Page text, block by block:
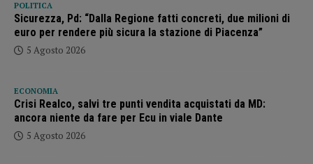
POLITICA
Sicurezza, Pd: “Dalla Regione fatti concreti, due milioni di
euro per rendere più sicura la stazione di Piacenza”
5 Agosto 2026
ECONOMIA
Crisi Realco, salvi tre punti vendita acquistati da MD:
ancora niente da fare per Ecu in viale Dante
5 Agosto 2026